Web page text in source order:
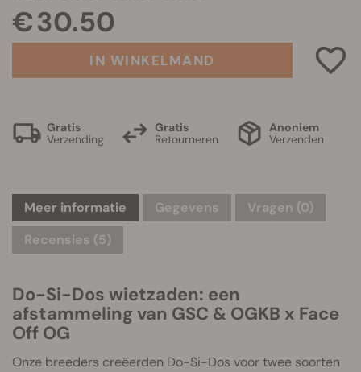
€ 30.50
IN WINKELMAND
Gratis
Verzending
Gratis
Retourneren
Anoniem
Verzenden
Meer informatie Gegevens Vragen (0)
Recensies (5)
Do-Si-Dos wietzaden: een
afstammeling van GSC & OGKB x Face
Off OG
Onze breeders creëerden Do-Si-Dos voor twee soorten